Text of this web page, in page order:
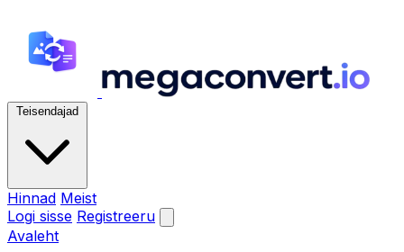
Teisendajad
Hinnad Meist
Logi sisse Registreeru
Avaleht